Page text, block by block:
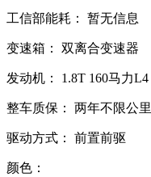
工信部能耗： 暂无信息
变速箱： 双离合变速器
发动机： 1.8T 160马力L4
整车质保： 两年不限公里
驱动方式： 前置前驱
颜色：